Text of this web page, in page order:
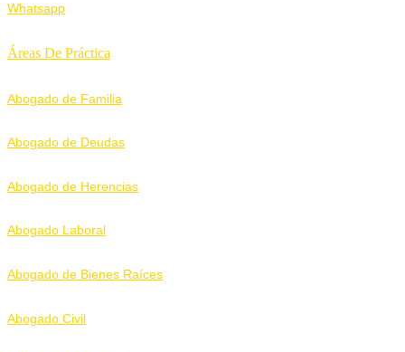
Whatsapp
Áreas De Práctica
Abogado de Familia
Abogado de Deudas
Abogado de Herencias
Abogado Laboral
Abogado de Bienes Raíces
Abogado Civil